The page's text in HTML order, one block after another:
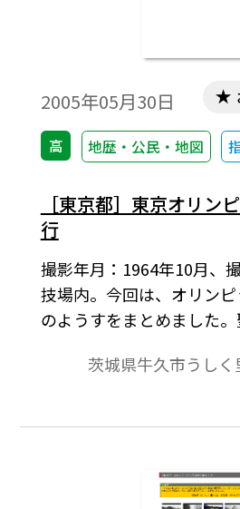
2005年05月30日
高 地歴・公民・地図
［東京都］東京オリン
行
撮影年月：1964年10月、
技場内。今回は、オリン
のようすをまとめました
がら70、000人が燃えた
ニー、バトントワリング
茨城県牛久市うし